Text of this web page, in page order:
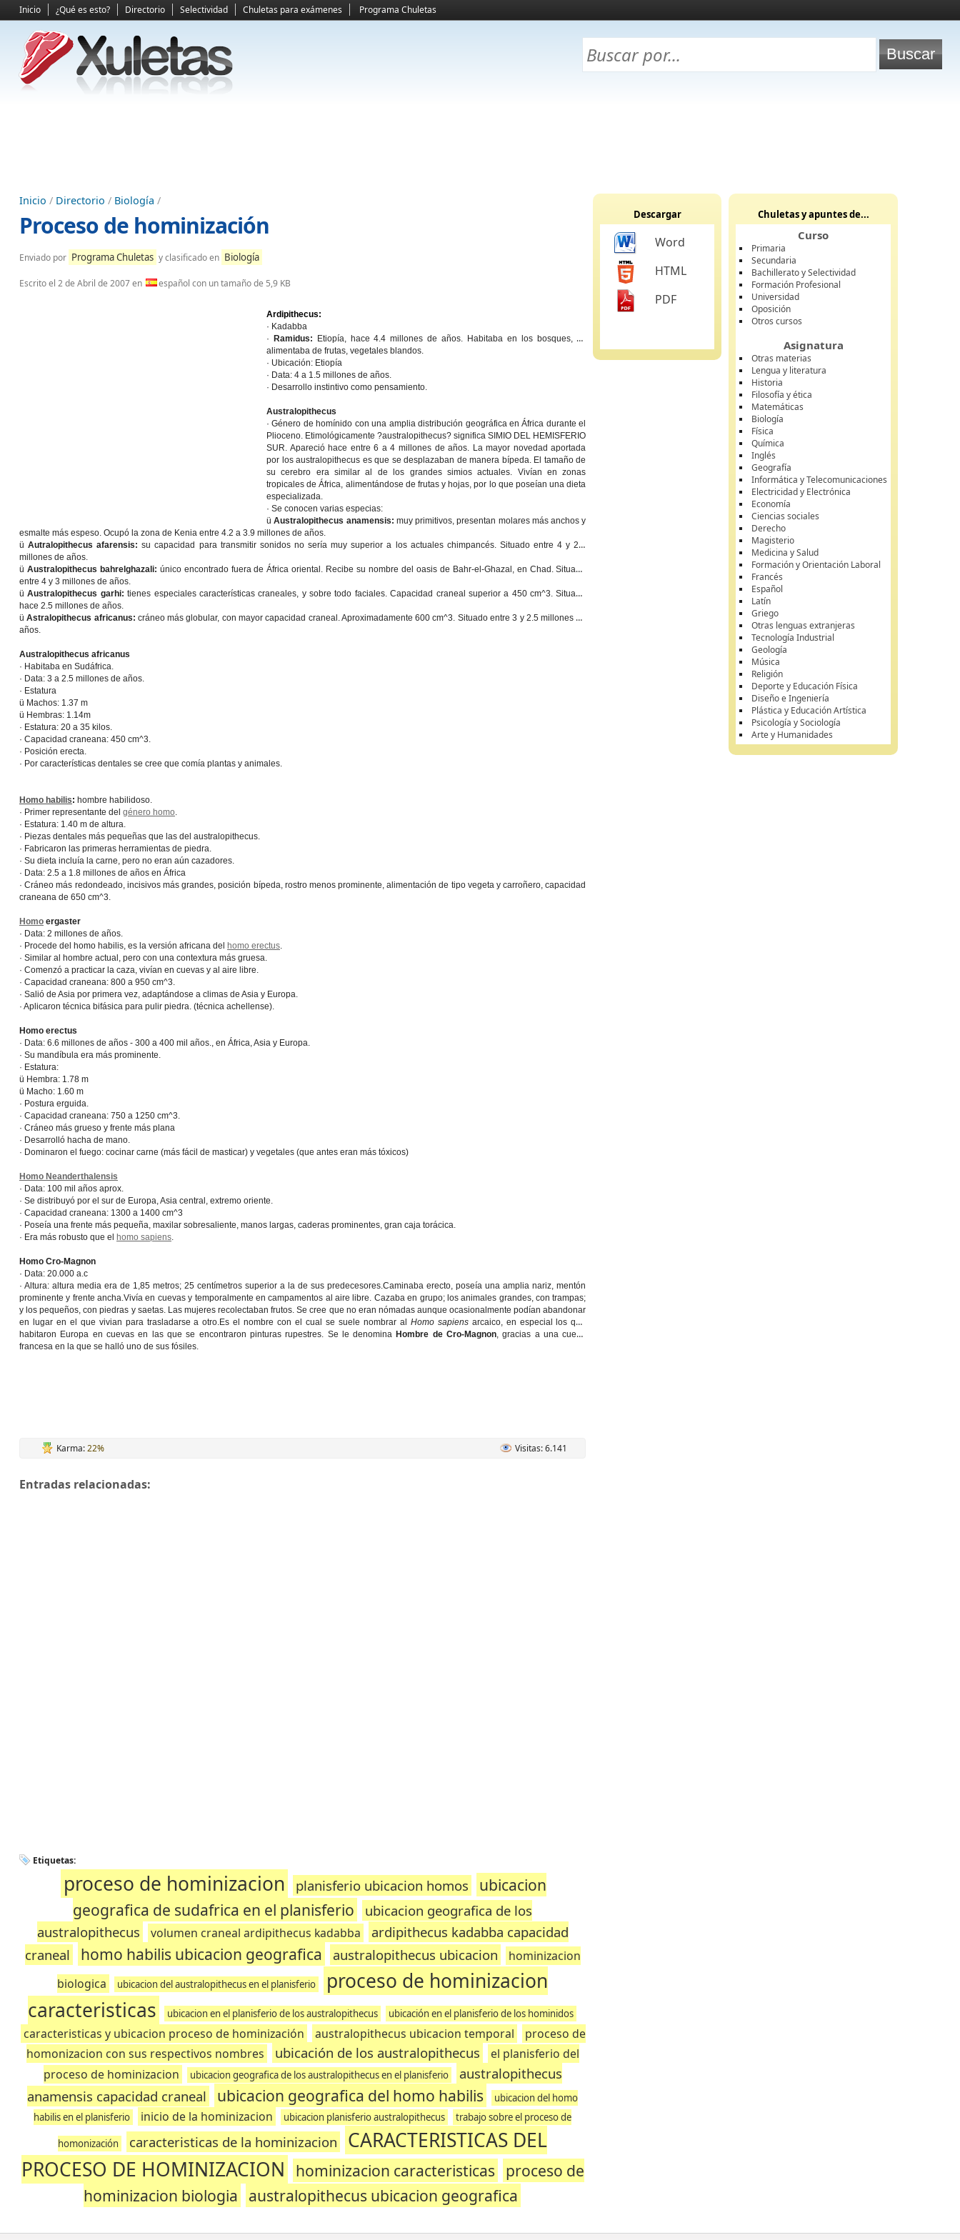
Inicio ¿Qué es esto? Directorio Selectividad Chuletas para exámenes Programa Chuletas
Inicio / Directorio / Biología /
Proceso de hominización
Enviado por Programa Chuletas y clasificado en Biología
Escrito el 2 de Abril de 2007en español con un tamaño de 5,9 KB
Ardipithecus:
· Kadabba
·
Ramidus: Etiopía, hace 4.4 millones de años. Habitaba en los bosques, se
alimentaba de frutas, vegetales blandos.
· Ubicación: Etiopía
· Data: 4 a 1.5 millones de años.
· Desarrollo instintivo como pensamiento.
Australopithecus
· Género de homínido con una amplia distribución geográfica en África durante el
Plioceno. Etimológicamente ?australopithecus? significa SIMIO DEL HEMISFERIO
SUR. Apareció hace entre 6 a 4 millones de años. La mayor novedad aportada
por los australopithecus es que se desplazaban de manera bípeda. El tamaño de
su cerebro era similar al de los grandes simios actuales. Vivían en zonas
tropicales de África, alimentándose de frutas y hojas, por lo que poseían una dieta
especializada.
· Se conocen varias especias:
üAustralopithecus anamensis: muy primitivos, presentan molares más anchos y
esmalte más espeso. Ocupó la zona de Kenia entre 4.2 a 3.9 millones de años.
üAutralopithecus afarensis: su capacidad para transmitir sonidos no sería muy superior a los actuales chimpancés. Situado entre 4 y 2.5
millones de años.
ü Australopithecus bahrelghazali: único encontrado fuera de África oriental. Recibe su nombre del oasis de Bahr-el-Ghazal, en Chad. Situado
entre 4 y 3 millones de años.
üAustralopithecus garhi: tienes especiales características craneales, y sobre todo faciales. Capacidad craneal superior a 450 cm^3. Situado
hace 2.5 millones de años.
üAstralopithecus africanus: cráneo más globular, con mayor capacidad craneal. Aproximadamente 600 cm^3. Situado entre 3 y 2.5 millones de
años.
Australopithecus africanus
· Habitaba en Sudáfrica.
· Data: 3 a 2.5 millones de años.
· Estatura
ü Machos: 1.37 m
ü Hembras: 1.14m
· Estatura: 20 a 35 kilos.
· Capacidad craneana: 450 cm^3.
· Posición erecta.
· Por características dentales se cree que comía plantas y animales.
Homo habilis: hombre habilidoso.
· Primer representante del género homo.
· Estatura: 1.40 m de altura.
· Piezas dentales más pequeñas que las del australopithecus.
· Fabricaron las primeras herramientas de piedra.
· Su dieta incluía la carne, pero no eran aún cazadores.
· Data: 2.5 a 1.8 millones de años en África
· Cráneo más redondeado, incisivos más grandes, posición bípeda, rostro menos prominente, alimentación de tipo vegeta y carroñero, capacidad
craneana de 650 cm^3.
Homo ergaster
· Data: 2 millones de años.
· Procede del homo habilis, es la versión africana del
homo erectus.
· Similar al hombre actual, pero con una contextura más gruesa.
· Comenzó a practicar la caza, vivían en cuevas y al aire libre.
· Capacidad craneana: 800 a 950 cm^3.
· Salió de Asia por primera vez, adaptándose a climas de Asia y Europa.
· Aplicaron técnica bifásica para pulir piedra. (técnica achellense).
Homo erectus
· Data: 6.6 millones de años - 300 a 400 mil años., en África, Asia y Europa.
· Su mandíbula era más prominente.
· Estatura:
ü Hembra: 1.78 m
ü Macho: 1.60 m
· Postura erguida.
· Capacidad craneana: 750 a 1250 cm^3.
· Cráneo más grueso y frente más plana
· Desarrolló hacha de mano.
· Dominaron el fuego: cocinar carne (más fácil de masticar) y vegetales (que antes eran más tóxicos)
Homo Neanderthalensis
· Data: 100 mil años aprox.
· Se distribuyó por el sur de Europa, Asia central, extremo oriente.
· Capacidad craneana: 1300 a 1400 cm^3
· Poseía una frente más pequeña, maxilar sobresaliente, manos largas, caderas prominentes, gran caja torácica.
· Era más robusto que el
homo sapiens.
Homo Cro-Magnon
· Data: 20.000 a.c
· Altura: altura media era de 1,85 metros; 25 centímetros superior a la de sus predecesores.Caminaba erecto, poseía una amplia nariz, mentón
prominente y frente ancha.Vivía en cuevas y temporalmente en campamentos al aire libre. Cazaba en grupo; los animales grandes, con trampas;
y los pequeños, con piedras y saetas. Las mujeres recolectaban frutos. Se cree que no eran nómadas aunque ocasionalmente podían abandonar
en lugar en el que vivian para trasladarse a otro.Es el nombre con el cual se suele nombrar al Homo sapiensarcaico, en especial los que
habitaron Europa en cuevas en las que se encontraron pinturas rupestres. Se le denomina Hombre de Cro-Magnon, gracias a una cueva
francesa en la que se halló uno de sus fósiles.
Karma:22% Visitas: 6.141
Entradas relacionadas:
Etiquetas:
proceso de hominizacion planisferio ubicacion homos
ubicacion
geografica de sudafrica en el planisferio
ubicacion geografica de los
australopithecus
volumen craneal ardipithecus kadabba
ardipithecus kadabba capacidad
craneal
homo habilis ubicacion geografica australopithecus ubicacion
hominizacion
biologica
ubicacion del australopithecus en el planisferio
proceso de hominizacion
caracteristicas
ubicacion en el planisferio de los australopithecus ubicación en el planisferio de los hominidos
caracteristicas y ubicacion proceso de hominización australopithecus ubicacion temporal
proceso de
homonizacion con sus respectivos nombres
ubicación de los australopithecus
el planisferio del
proceso de hominizacion
ubicacion geografica de los australopithecus en el planisferio
australopithecus
anamensis capacidad craneal
ubicacion geografica del homo habilis
ubicacion del homo
habilis en el planisferio
inicio de la hominizacion ubicacion planisferio australopithecus trabajo sobre el proceso de
homonización caracteristicas de la hominizacion
CARACTERISTICAS DEL
PROCESO DE HOMINIZACION
hominizacion caracteristicas proceso de
hominizacion biologia australopithecus ubicacion geografica
Descargar
Word
HTML
PDF
Chuletas y apuntes de...
Curso
Primaria
Secundaria
Bachillerato y Selectividad
Formación Profesional
Universidad
Oposición
Otros cursos
Asignatura
Otras materias
Lengua y literatura
Historia
Filosofía y ética
Matemáticas
Biología
Física
Química
Inglés
Geografía
Informática y Telecomunicaciones
Electricidad y Electrónica
Economía
Ciencias sociales
Derecho
Magisterio
Medicina y Salud
Formación y Orientación Laboral
Francés
Español
Latín
Griego
Otras lenguas extranjeras
Tecnología Industrial
Geología
Música
Religión
Deporte y Educación Física
Diseño e Ingeniería
Plástica y Educación Artística
Psicología y Sociología
Arte y Humanidades